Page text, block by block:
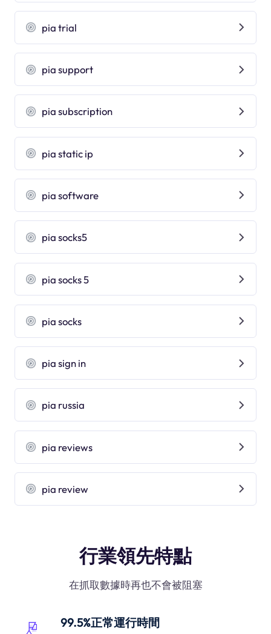
pia trial
pia support
pia subscription
pia static ip
pia software
pia socks5
pia socks 5
pia socks
pia sign in
pia russia
pia reviews
pia review
行業領先特點
在抓取數據時再也不會被阻塞
99.5%正常運行時間